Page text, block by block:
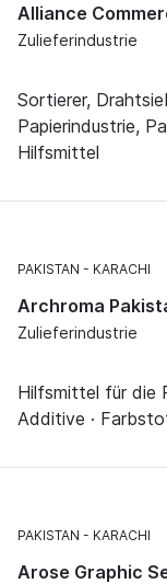
Alliance
Zulieferindustrie
Sortierer,
Papierindustrie,
Hilfsmittel
PAKISTAN KARACHI
Archroma
Zulieferindustrie
Hilfsmittel für die
Additive ·
PAKISTAN KARACHI
Arose Graphic